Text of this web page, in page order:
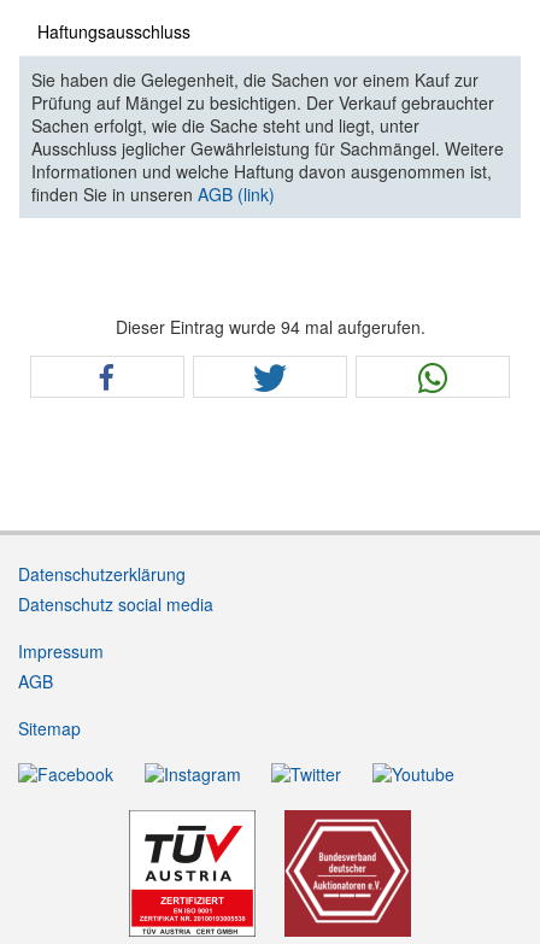
Haftungsausschluss
Sie haben die Gelegenheit, die Sachen vor einem Kauf zur
Prüfung auf Mängel zu besichtigen. Der Verkauf gebrauchter
Sachen erfolgt, wie die Sache steht und liegt, unter
Ausschluss jeglicher Gewährleistung für Sachmängel. Weitere
Informationen und welche Haftung davon ausgenommen ist,
finden Sie in unseren AGB (link)
Dieser Eintrag wurde 94 mal aufgerufen.
Datenschutzerklärung
Datenschutz social media
Impressum
AGB
Sitemap